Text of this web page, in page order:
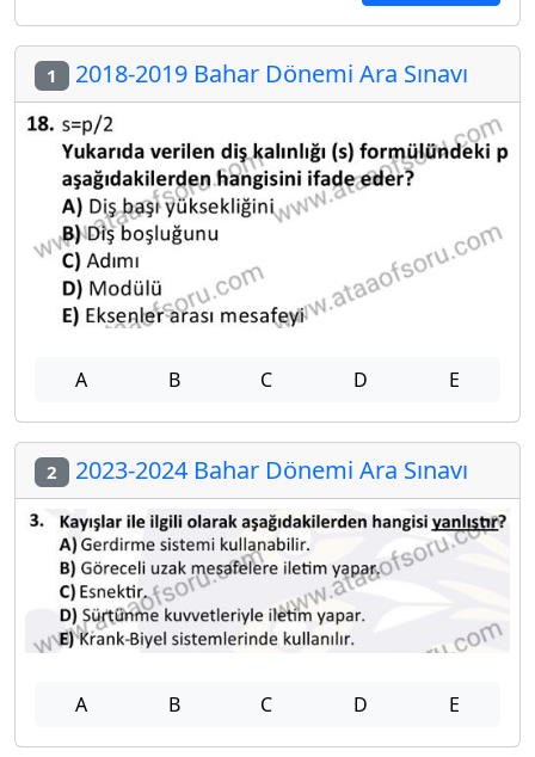
1 2018-2019 Bahar Dönemi Ara Sınavı
A B C D E
2 2023-2024 Bahar Dönemi Ara Sınavı
A B C D E